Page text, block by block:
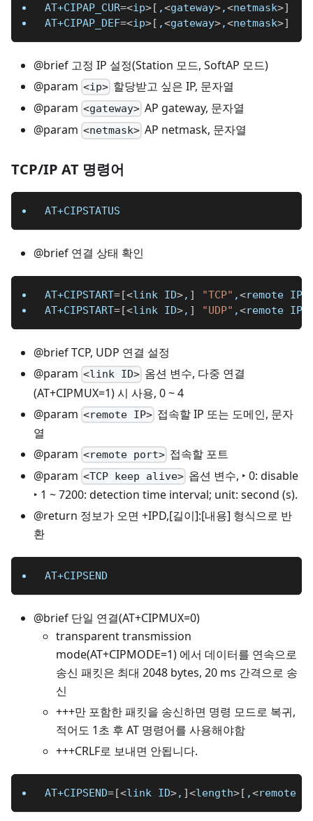
AT+CIPAP_CUR=<ip>[ ,<gateway>,<netmask>]
AT+CIPAP_DEF=<ip>[ ,<gateway>,<netmask>]
@brief 고정 IP 설정(Station 모드, SoftAP 모드)
@param <ip> 할당받고 싶은 IP, 문자열
@param <gateway> AP gateway, 문자열
@param <netmask> AP netmask, 문자열
TCP/IP AT 명령어
AT+CIPSTATUS
@brief 연결 상태 확인
AT+CIPSTART= [<link ID>, ] "TCP" ,<remote IP
AT+CIPSTART= [<link ID>, ] "UDP" ,<remote IP
@brief TCP, UDP 연결 설정
@param <link ID> 옴션 변수, 다중 연결
(AT+CIPMUX=1) 시 사용, 0 ~ 4
@param <remote IP> 접속할 IP 또는 도메인, 문자
열
@param <remote port> 접속할 포트
@param <TCP keep alive> 옵션 변수, ‣ 0: disable
‣ 1 ~ 7200: detection time interval; unit: second (s).
@return 정보가 오면 +IPD,[길이]:[내용] 형식으로 반
환
AT+CIPSEND
@brief 단일 연결(AT+CIPMUX=0)
transparent transmission
mode(AT+CIPMODE=1) 에서 데이터를 연속으로
송신 패킷은 최대 2048 bytes, 20 ms 간격으로 송
신
+++만 포함한 패킷을 송신하면 명령 모드로 복귀,
적어도 1초 후 AT 명령어를 사용해야함
+++CRLF로 보내면 안됩니다.
AT+CIPSEND=[<link ID>, ]<length>[ ,<remote